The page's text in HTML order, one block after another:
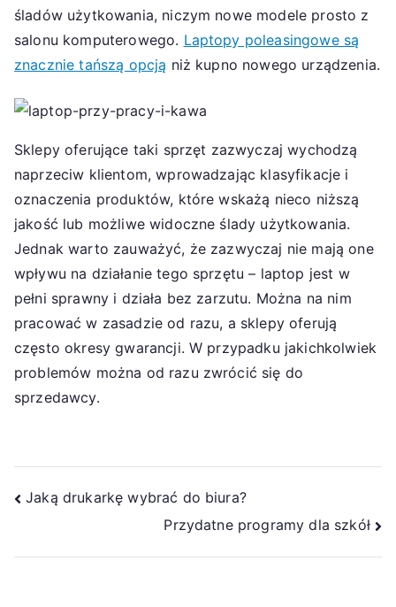
śladów użytkowania, niczym nowe modele prosto z
salonu komputerowego. Laptopy poleasingowe są
znacznie tańszą opcją niż kupno nowego urządzenia.
Sklepy oferujące taki sprzęt zazwyczaj wychodzą
naprzeciw klientom, wprowadzając klasyfikacje i
oznaczenia produktów, które wskażą nieco niższą
jakość lub możliwe widoczne ślady użytkowania.
Jednak warto zauważyć, że zazwyczaj nie mają one
wpływu na działanie tego sprzętu – laptop jest w
pełni sprawny i działa bez zarzutu. Można na nim
pracować w zasadzie od razu, a sklepy oferują
często okresy gwarancji. W przypadku jakichkolwiek
problemów można od razu zwrócić się do
sprzedawcy.
Nawigacja
Jaką drukarkę wybrać do biura?
Przydatne programy dla szkół